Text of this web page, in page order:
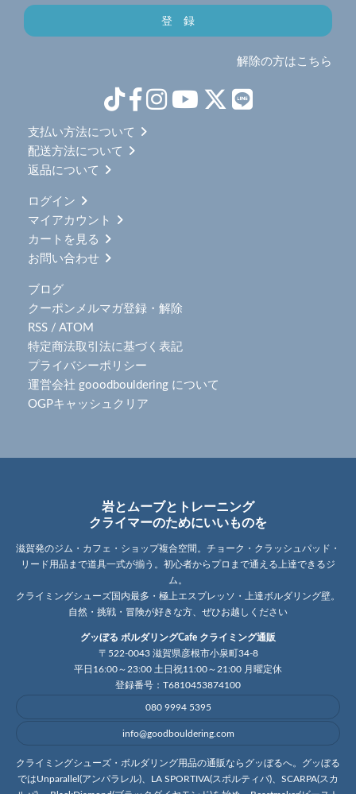
解除の方はこちら
支払い方法について
配送方法について
返品について
ログイン
マイアカウント
カートを見る
お問い合わせ
ブログ
クーポンメルマガ登録・解除
RSS / ATOM
特定商法取引法に基づく表記
プライバシーポリシー
運営会社 gooodbouldering について
OGPキャッシュクリア
岩とムーブとトレーニング
クライマーのためにいいものを
滋賀発のジム・カフェ・ショップ複合空間。チョーク・クラッシュパッド・
リード用品まで道具一式が揃う。初心者からプロまで通える上達できるジ
ム。
クライミングシューズ国内最多・極上エスプレッソ・上達ボルダリング壁。
自然・挑戦・冒険が好きな方、ぜひお越しください
グッぼる ボルダリングCafe クライミング通販
〒522-0043 滋賀県彦根市小泉町34-8
平日16:00～23:00 土日祝11:00～21:00 月曜定休
登録番号：T6810453874100
080 9994 5395
info@goodbouldering.com
クライミングシューズ・ボルダリング用品の通販ならグッぼるへ。グッぼる
ではUnparallel(アンパラレル)、LA SPORTIVA(スポルティバ)、SCARPA(スカ